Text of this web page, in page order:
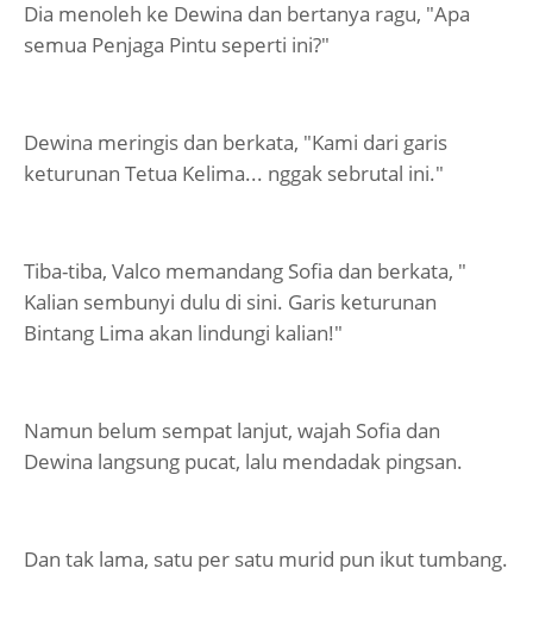
Dia menoleh ke Dewina dan bertanya ragu, "Apa
semua Penjaga Pintu seperti ini?"
Dewina meringis dan berkata, "Kami dari garis
keturunan Tetua Kelima... nggak sebrutal ini."
Tiba-tiba, Valco memandang Sofia dan berkata, "
Kalian sembunyi dulu di sini. Garis keturunan
Bintang Lima akan lindungi kalian!"
Namun belum sempat lanjut, wajah Sofia dan
Dewina langsung pucat, lalu mendadak pingsan.
Dan tak lama, satu per satu murid pun ikut tumbang.